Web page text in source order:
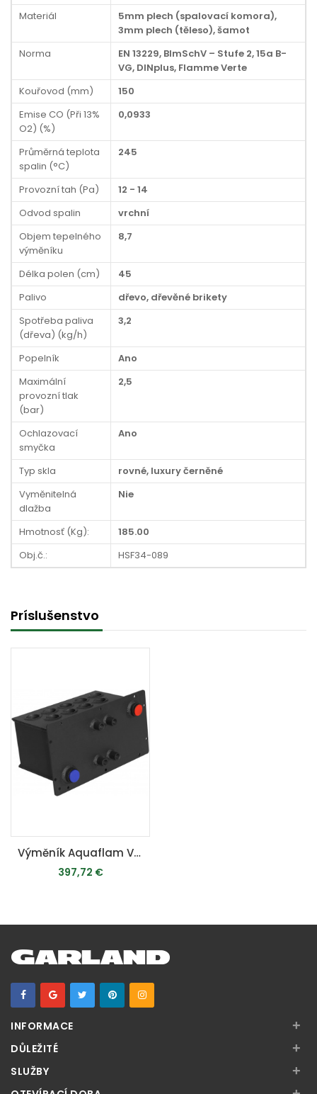
Materiál
5mm plech (spalovací komora),
3mm plech (těleso), šamot
Norma
EN 13229, BImSchV – Stufe 2, 15a B-
VG, DINplus, Flamme Verte
Kouřovod (mm)
150
Emise CO (Při 13%
O2) (%)
0,0933
Průměrná teplota
spalin (°C)
245
Provozní tah (Pa)
12 - 14
Odvod spalin
vrchní
Objem tepelného
výměníku
8,7
Délka polen (cm)
45
Palivo
dřevo, dřevěné brikety
Spotřeba paliva
(dřeva) (kg/h)
3,2
Popelník
Ano
Maximální
provozní tlak
(bar)
2,5
Ochlazovací
smyčka
Ano
Typ skla
rovné, luxury černěné
Vyměnitelná
dlažba
Nie
Hmotnosť (Kg):
185.00
Obj.č.:
HSF34-089
Príslušenstvo
Výměník Aquaflam VARIO 5kW - teplovodní krbová kamna
397,72 €
INFORMACE +
DŮLEŽITÉ +
SLUŽBY +